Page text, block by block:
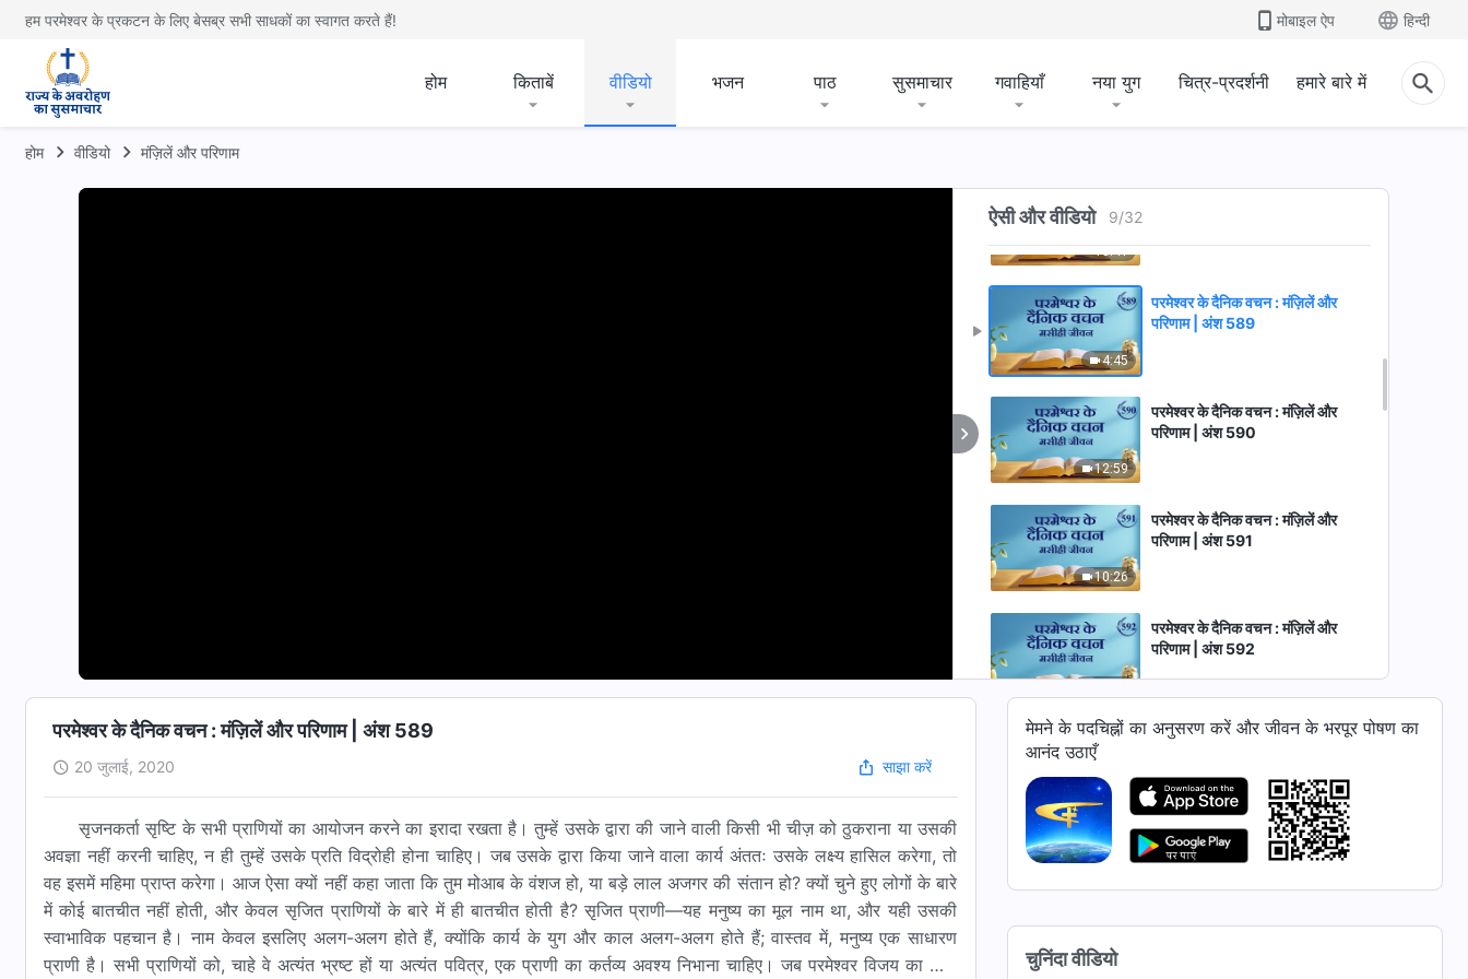
हम परमेश्वर के प्रकटन के लिए बेसब्र सभी साधकों का स्वागत करते हैं! मोबाइल ऐप हिन्दी
होम किताबें वीडियो भजन पाठ सुसमाचार गवाहियाँ नया युग चित्र-प्रदर्शनी हमारे बारे में
होम वीडियो मंज़िलें और परिणाम
ऐसी और वीडियो 9/32
परमेश्वर के दैनिक वचन : मंज़िलें और
13:41
परमेश्वर के दैनिक वचन : मंज़िलें और
4:45
परमेश्वर के दैनिक वचन : मंज़िलें और
परिणाम | अंश 589
12:59
परमेश्वर के दैनिक वचन : मंज़िलें और
परिणाम | अंश 590
10:26
परमेश्वर के दैनिक वचन : मंज़िलें और
परिणाम | अंश 591
परमेश्वर के दैनिक वचन : मंज़िलें और
परिणाम | अंश 592
9:17
परमेश्वर के दैनिक वचन : मंज़िलें और
परमेश्वर के दैनिक वचन : मंज़िलें और
परिणाम | अंश 594
परमेश्वर के दैनिक वचन : मंज़िलें और परिणाम | अंश 589
20 जुलाई, 2020 साझा करें
सृजनकर्ता सृष्टि के सभी प्राणियों का आयोजन करने का इरादा रखता है। तुम्हें उसके द्वारा की जाने वाली किसी भी चीज़ को ठुकराना या उसकी
अवज्ञा नहीं करनी चाहिए, न ही तुम्हें उसके प्रति विद्रोही होना चाहिए। जब उसके द्वारा किया जाने वाला कार्य अंततः उसके लक्ष्य हासिल करेगा, तो
वह इसमें महिमा प्राप्त करेगा। आज ऐसा क्यों नहीं कहा जाता कि तुम मोआब के वंशज हो, या बड़े लाल अजगर की संतान हो? क्यों चुने हुए लोगों के बारे
में कोई बातचीत नहीं होती, और केवल सृजित प्राणियों के बारे में ही बातचीत होती है? सृजित प्राणी—यह मनुष्य का मूल नाम था, और यही उसकी
स्वाभाविक पहचान है। नाम केवल इसलिए अलग-अलग होते हैं, क्योंकि कार्य के युग और काल अलग-अलग होते हैं; वास्तव में, मनुष्य एक साधारण
प्राणी है। सभी प्राणियों को, चाहे वे अत्यंत भ्रष्ट हों या अत्यंत पवित्र, एक प्राणी का कर्तव्य अवश्य निभाना चाहिए। जब परमेश्वर विजय का कार्य
मेमने के पदचिह्नों का अनुसरण करें और जीवन के भरपूर पोषण का
आनंद उठाएँ
चुनिंदा वीडियो